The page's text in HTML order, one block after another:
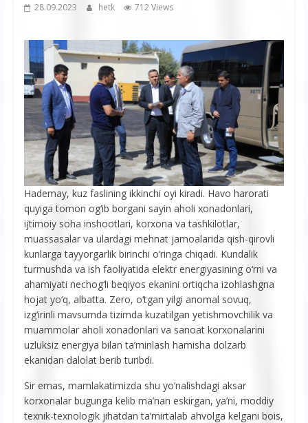
28.09.2023 hetk 712 Views
Hademay, kuz faslining ikkinchi oyi kiradi. Havo harorati
quyiga tomon og‘ib borgani sayin aholi xonadonlari,
ijtimoiy soha inshootlari, korxona va tashkilotlar,
muassasalar va ulardagi mehnat jamoalarida qish-qirovli
kunlarga tayyorgarlik birinchi o‘ringa chiqadi. Kundalik
turmushda va ish faoliyatida elektr energiyasining o‘rni va
ahamiyati nechog‘li beqiyos ekanini ortiqcha izohlashgna
hojat yo‘q, albatta. Zero, o‘tgan yilgi anomal sovuq,
izg‘irinli mavsumda tizimda kuzatilgan yetishmovchilik va
muammolar aholi xonadonlari va sanoat korxonalarini
uzluksiz energiya bilan ta’minlash hamisha dolzarb
ekanidan dalolat berib turibdi.
Sir emas, mamlakatimizda shu yo‘nalishdagi aksar
korxonalar bugunga kelib ma’nan eskirgan, ya’ni, moddiy
texnik-texnologik jihatdan ta’mirtalab ahvolga kelgani bois,